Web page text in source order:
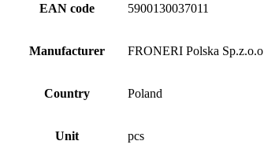
EAN code 5900130037011
Manufacturer FRONERI Polska Sp.z.o.o
Country Poland
Unit pcs